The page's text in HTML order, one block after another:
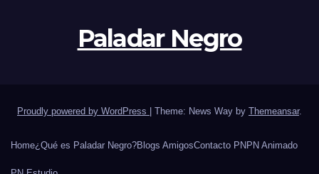
Paladar Negro
Proudly powered by WordPress | Theme: News Way by Themeansar.
Home¿Qué es Paladar Negro?Blogs AmigosContacto PN PN Animado